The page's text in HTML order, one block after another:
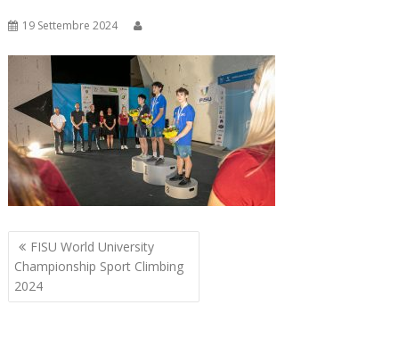
19 Settembre 2024
Navigazione
articoli
FISU World University
Championship Sport Climbing
2024